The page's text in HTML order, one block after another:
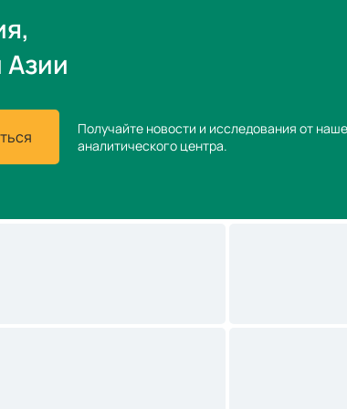
Получайте новости и исследования от
аналитического центра.